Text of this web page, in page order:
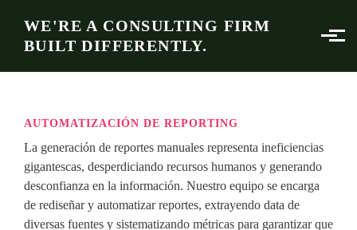
WE'RE A CONSULTING FIRM
BUILT DIFFERENTLY.
AUTOMATIZACIÓN DE REPORTING
La generación de reportes manuales representa ineficiencias
gigantescas, desperdiciando recursos humanos y generando
desconfianza en la información. Nuestro equipo se encarga
de rediseñar y automatizar reportes, extrayendo data de
diversas fuentes y sistematizando métricas para garantizar que